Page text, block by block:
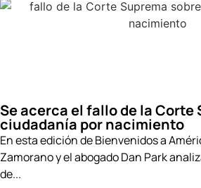
Se acerca el fallo de la Corte
ciudadanía por nacimiento
En esta edición de Bienvenidos a
Zamorano y el abogado Dan Park
de...